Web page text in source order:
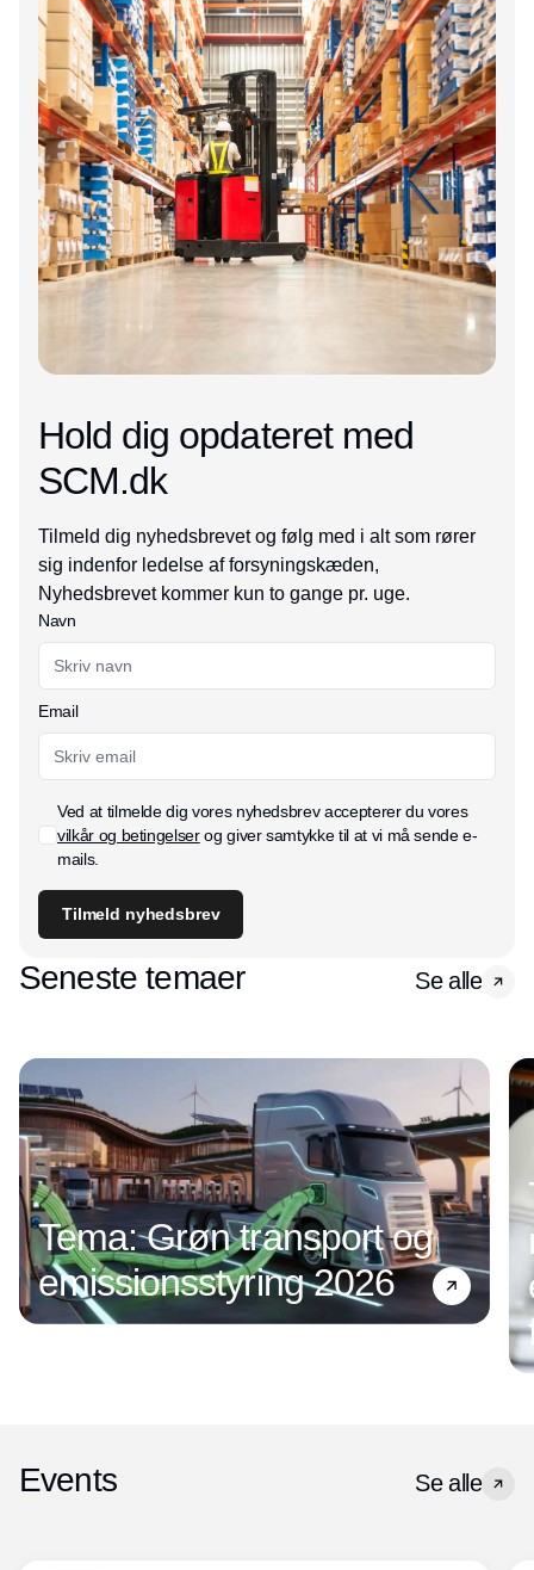
Hold dig opdateret med
SCM.dk
Tilmeld dig nyhedsbrevet og følg med i alt som rører
sig indenfor ledelse af forsyningskæden,
Nyhedsbrevet kommer kun to gange pr. uge.
Navn
Email
Ved at tilmelde dig vores nyhedsbrev accepterer du vores
vilkår og betingelserog giver samtykke til at vi må sende e-
mails.
Tilmeld nyhedsbrev
Seneste temaer Se alle
Tema: Grøn transport og
emissionsstyring 2026
Events Se alle